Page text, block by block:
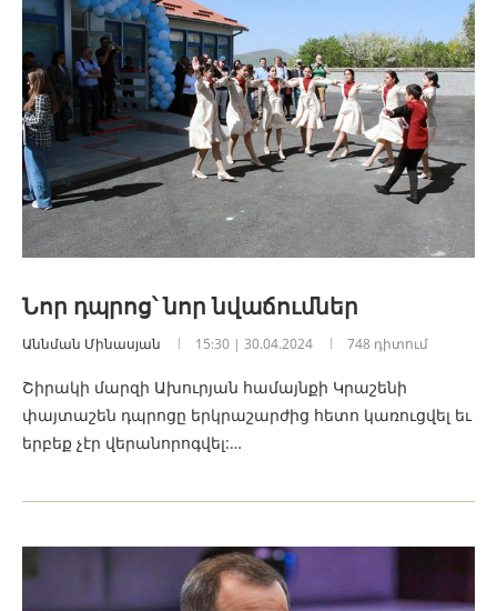
Նոր դպրոց՝ նոր նվաճումներ
Աննման Մինասյան 15:30 | 30.04.2024 748 դիտում
Շիրակի մարզի Ախուրյան համայնքի Կրաշենի
փայտաշեն դպրոցը երկրաշարժից հետո կառուցվել եւ
երբեք չէր վերանորոգվել:…